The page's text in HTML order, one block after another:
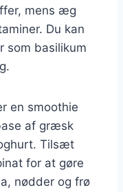
mens æg
Du kan
som basilikum
en smoothie
af græsk
Tilsæt
for at gøre
nødder og frø